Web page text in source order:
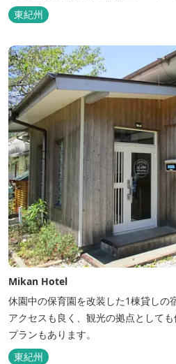
まれ、歴史ある世界遺産を巡り、日本
の日本文化を巡る冒険がここから始
るまち」にある当館は、ご宿泊のお
「ウエルカムみかん」や無農薬野菜
東紀州
Mikan Hotel
休園中の保育園を改装した1棟貸しの
アクセスも良く、観光の拠点として
プランもあります。
東紀州